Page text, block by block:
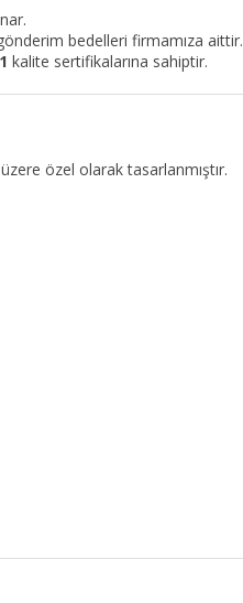
bedelleri firmamıza aittir.
kalite sertifikalarına sahiptir.
özel olarak tasarlanmıştır.